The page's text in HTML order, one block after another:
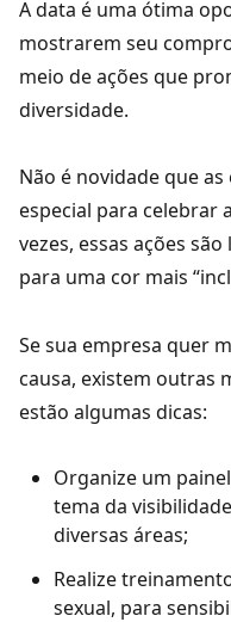
A data é uma ótima
mostrarem seu
meio de ações que
diversidade.
Não é novidade que
especial para celebrar
vezes, essas ações
para uma cor mais
Se sua empresa quer
causa, existem outras
estão algumas dicas:
Organize um
tema da
diversas áreas;
Realize
sexual, para